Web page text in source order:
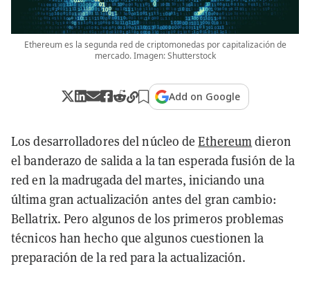
Ethereum es la segunda red de criptomonedas por capitalización de
mercado. Imagen: Shutterstock
Add on Google
Los desarrolladores del núcleo deEthereumdieron
el banderazo de salida a la tan esperada fusión de la
red en la madrugada del martes, iniciando una
última gran actualización antes del gran cambio:
Bellatrix. Pero algunos de los primeros problemas
técnicos han hecho que algunos cuestionen la
preparación de la red para la actualización.